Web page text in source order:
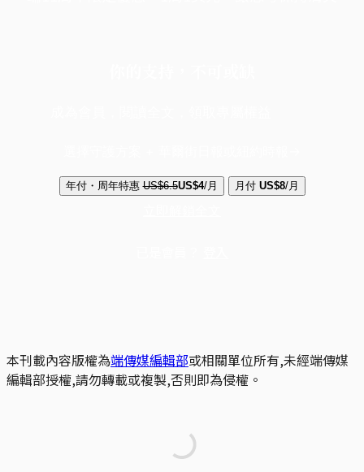
年付・周年特惠 US$6.5US$4/月 月付 US$8/月
本刊載內容版權為端傳媒編輯部或相關單位所有,未經端傳媒
編輯部授權,請勿轉載或複製,否則即為侵權。